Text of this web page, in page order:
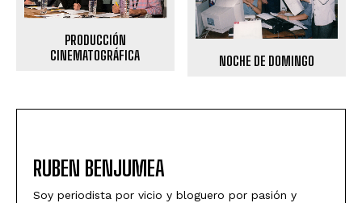
PRODUCCIÓN
CINEMATOGRÁFICA
NOCHE DE DOMINGO
RUBEN BENJUMEA
Soy periodista por vicio y bloguero por pasión y